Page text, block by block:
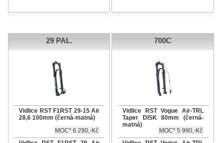
29 PAL.
Vidlice RST F1RST 29-15 Air
28,6 100mm (černá-matná)
MOC* 6 290,-Kč
700C
Vidlice RST Vogue Air-TRL
Taper DISK 80mm (černá-
matná)
MOC* 5 990,-Kč